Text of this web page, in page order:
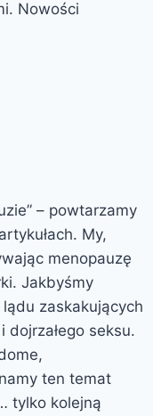
Nowości
– powtarzamy
My,
menopauzę
Jakbyśmy
lądu zaskakujących
seksu.
ten temat
tylko kolejną